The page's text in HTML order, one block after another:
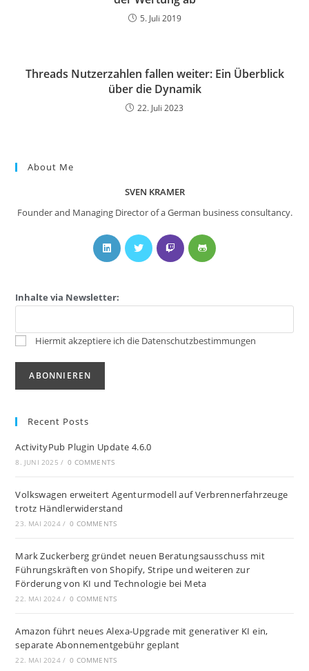
5. Juli 2019
Threads Nutzerzahlen fallen weiter: Ein Überblick
über die Dynamik
22. Juli 2023
About Me
SVEN KRAMER
Founder and Managing Director of a German business consultancy.
Inhalte via Newsletter:
Hiermit akzeptiere ich die Datenschutzbestimmungen
Recent Posts
ActivityPub Plugin Update 4.6.0
8. JUNI 2025 / 0 COMMENTS
Volkswagen erweitert Agenturmodell auf Verbrennerfahrzeuge
trotz Händlerwiderstand
23. MAI 2024 / 0 COMMENTS
Mark Zuckerberg gründet neuen Beratungsausschuss mit
Führungskräften von Shopify, Stripe und weiteren zur
Förderung von KI und Technologie bei Meta
22. MAI 2024 / 0 COMMENTS
Amazon führt neues Alexa-Upgrade mit generativer KI ein,
separate Abonnementgebühr geplant
22. MAI 2024 / 0 COMMENTS